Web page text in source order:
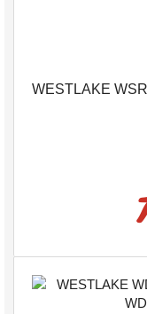
WESTLAKE